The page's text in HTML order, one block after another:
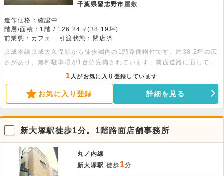
千葉県習志野市 屋敷
造作価格：確認中
階層/面積：1階 / 126.24㎡(38.19坪)
前業態：カフェ
引渡状態：閉店済
京成本線京成大久保駅から徒歩圏内の1階路面物件です。約38.2坪の広
さがあり、無料駐車場が1台分完備されています。前面道路に面してお
り、天井高約2.5メートルの開放的な空間です。前業態はカフェで、飲
食店をはじめ幅広い業態のご相談を歓迎いたします。視認性を活かした
店舗運営や作業スペースなどに適した環境です。ご内見のご希望など、
お気軽にご連絡ください。
1 人がお気に入り登録しています
お気に入り登録 詳細を見る
新大塚駅徒歩1分。1階路面店舗事務所
丸ノ内線
新大塚駅 徒歩 1分